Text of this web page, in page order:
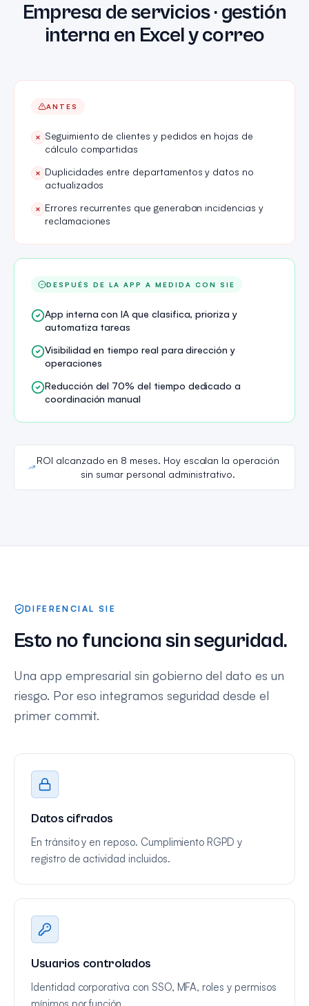
Empresa de servicios · gestión
interna en Excel y correo
ANTES
× Seguimiento de clientes y pedidos en hojas de
cálculo compartidas
× Duplicidades entre departamentos y datos no
actualizados
× Errores recurrentes que generaban incidencias y
reclamaciones
DESPUÉS DE LA APP A MEDIDA CON SIE
App interna con IA que clasifica, prioriza y
automatiza tareas
Visibilidad en tiempo real para dirección y
operaciones
Reducción del 70% del tiempo dedicado a
coordinación manual
ROI alcanzado en 8 meses. Hoy escalan la operación
sin sumar personal administrativo.
DIFERENCIAL SIE
Esto no funciona sin seguridad.
Una app empresarial sin gobierno del dato es un
riesgo. Por eso integramos seguridad desde el
primer commit.
Datos cifrados
En tránsito y en reposo. Cumplimiento RGPD y
registro de actividad incluidos.
Usuarios controlados
Identidad corporativa con SSO, MFA, roles y permisos